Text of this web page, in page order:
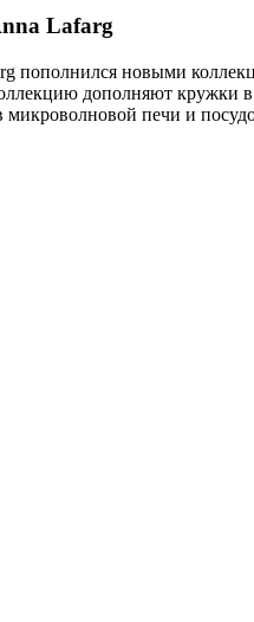
Lafarg
пополнился новыми
дополняют кружки
микроволновой печи и